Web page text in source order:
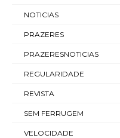
NOTICIAS
PRAZERES
PRAZERESNOTICIAS
REGULARIDADE
REVISTA
SEM FERRUGEM
VELOCIDADE